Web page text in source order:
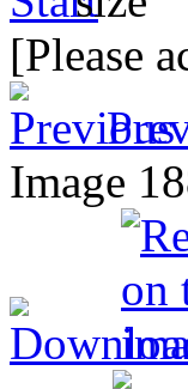
[Please
Image